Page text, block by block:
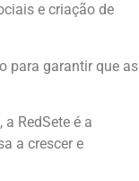
e criação de
para garantir que as
RedSete é a
a crescer e